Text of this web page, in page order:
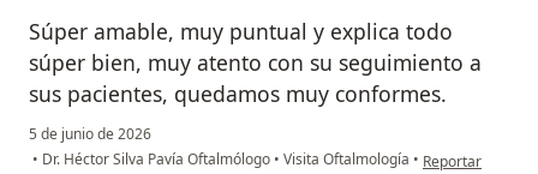
Súper amable, muy puntual y explica todo
súper bien, muy atento con su seguimiento a
sus pacientes, quedamos muy conformes.
5 de junio de 2026
• Dr. Héctor Silva Pavía Oftalmólogo • Visita Oftalmología • en opinión del
Reportar